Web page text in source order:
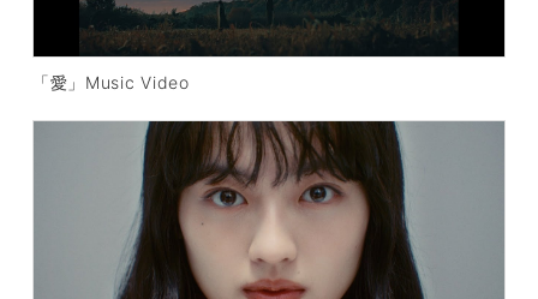
「愛」Music Video